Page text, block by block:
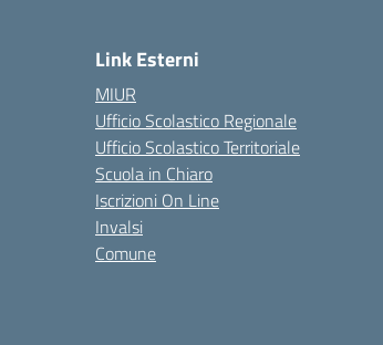
Link Esterni
MIUR
Ufficio Scolastico Regionale
Ufficio Scolastico Territoriale
Scuola in Chiaro
Iscrizioni On Line
Invalsi
Comune